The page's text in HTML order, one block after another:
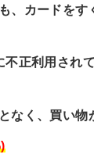
、カードをす
不正利用され
なく、買い物